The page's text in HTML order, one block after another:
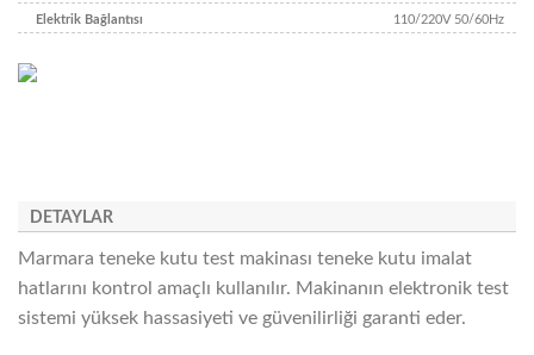
Elektrik Bağlantısı 110/220V 50/60Hz
DETAYLAR
Marmara teneke kutu test makinası teneke kutu imalat
hatlarını kontrol amaçlı kullanılır. Makinanın elektronik test
sistemi yüksek hassasiyeti ve güvenilirliği garanti eder.